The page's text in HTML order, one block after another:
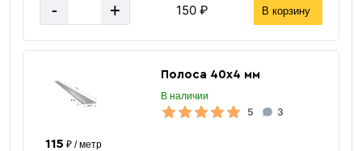
- + 150 ₽ В корзину
Полоса 40х4 мм
В наличии
5 3
115 ₽ / метр
Ширина 1500 мм
6000 мм
Страна производства
Материал Нержавеющая сталь
Стандарт